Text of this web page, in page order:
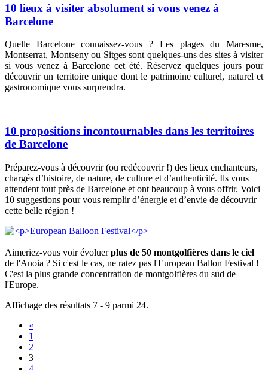
10 lieux à visiter absolument si vous venez à
Barcelone
Quelle Barcelone connaissez-vous ? Les plages du Maresme,
Montserrat, Montseny ou Sitges sont quelques-uns des sites à visiter
si vous venez à Barcelone cet été. Réservez quelques jours pour
découvrir un territoire unique dont le patrimoine culturel, naturel et
gastronomique vous surprendra.
10 propositions incontournables dans les territoires
de Barcelone
Préparez-vous à découvrir (ou redécouvrir !) des lieux enchanteurs,
chargés d’histoire, de nature, de culture et d’authenticité. Ils vous
attendent tout près de Barcelone et ont beaucoup à vous offrir. Voici
10 suggestions pour vous remplir d’énergie et d’envie de découvrir
cette belle région !
Aimeriez-vous voir évoluerplus de 50 montgolfières dans le ciel
de l'Anoia ? Si c'est le cas, ne ratez pas l'European Ballon Festival !
C'est la plus grande concentration de montgolfières du sud de
l'Europe.
Affichage des résultats 7 - 9 parmi 24.
«
1
2
3